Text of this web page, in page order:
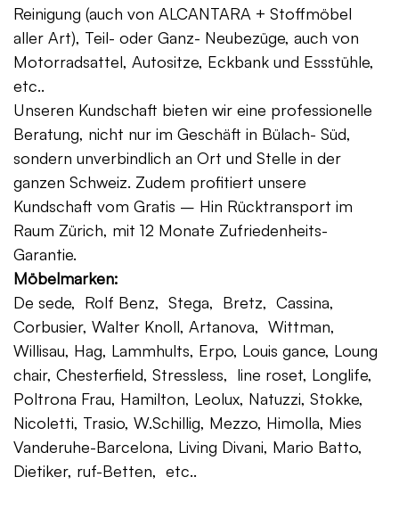
Reinigung (auch von ALCANTARA + Stoffmöbel
aller Art), Teil- oder Ganz- Neubezüge, auch von
Motorradsattel, Autositze, Eckbank und Essstühle,
etc..
Unseren Kundschaft bieten wir eine professionelle
Beratung, nicht nur im Geschäft in Bülach- Süd,
sondern unverbindlich an Ort und Stelle in der
ganzen Schweiz. Zudem profitiert unsere
Kundschaft vom Gratis – Hin Rücktransport im
Raum Zürich, mit 12 Monate Zufriedenheits-
Garantie.
Möbelmarken:
De sede, Rolf Benz, Stega, Bretz, Cassina,
Corbusier, Walter Knoll, Artanova, Wittman,
Willisau, Hag, Lammhults, Erpo, Louis gance, Loung
chair, Chesterfield, Stressless, line roset, Longlife,
Poltrona Frau, Hamilton, Leolux, Natuzzi, Stokke,
Nicoletti, Trasio, W.Schillig, Mezzo, Himolla, Mies
Vanderuhe-Barcelona, Living Divani, Mario Batto,
Dietiker, ruf-Betten, etc..